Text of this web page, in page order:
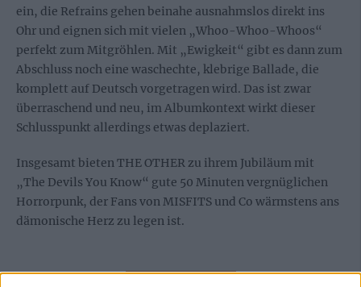
ein, die Refrains gehen beinahe ausnahmslos direkt ins
Ohr und eignen sich mit vielen „Whoo-Whoo-Whoos“
perfekt zum Mitgröhlen. Mit „Ewigkeit“ gibt es dann zum
Abschluss noch eine waschechte, klebrige Ballade, die
komplett auf Deutsch vorgetragen wird. Das ist zwar
überraschend und neu, im Albumkontext wirkt dieser
Schlusspunkt allerdings etwas deplaziert.
Insgesamt bieten THE OTHER zu ihrem Jubiläum mit
„The Devils You Know“ gute 50 Minuten vergnüglichen
Horrorpunk, der Fans von MISFITS und Co wärmstens ans
dämonische Herz zu legen ist.